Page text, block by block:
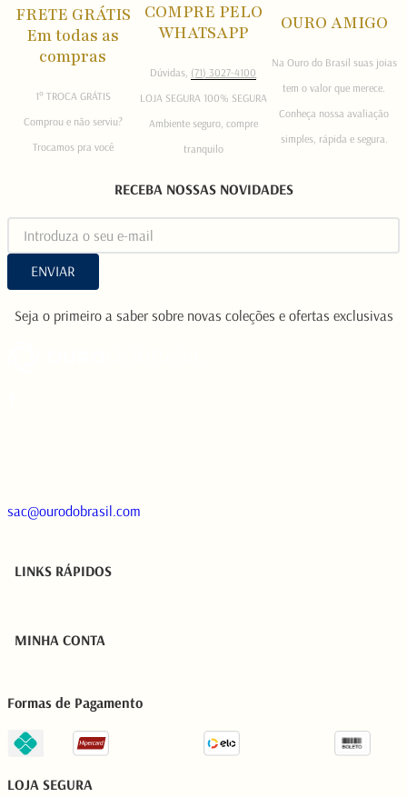
FRETE GRÁTIS
Em todas as
compras
1° TROCA GRÁTIS
Comprou e não serviu?
Trocamos pra você
COMPRE PELO
WHATSAPP
Dúvidas, (71) 3027-4100
LOJA SEGURA 100% SEGURA
Ambiente seguro, compre
tranquilo
OURO AMIGO
Na Ouro do Brasil suas joias
tem o valor que merece.
Conheça nossa avaliação
simples, rápida e segura.
RECEBA NOSSAS NOVIDADES
ENVIAR
Seja o primeiro a saber sobre novas coleções e ofertas exclusivas
sac@ourodobrasil.com
LINKS RÁPIDOS
MINHA CONTA
Formas de Pagamento
LOJA SEGURA